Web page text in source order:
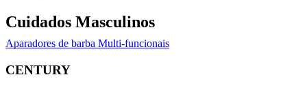
Cuidados Masculinos
Aparadores de barba Multi-funcionais
CENTURY